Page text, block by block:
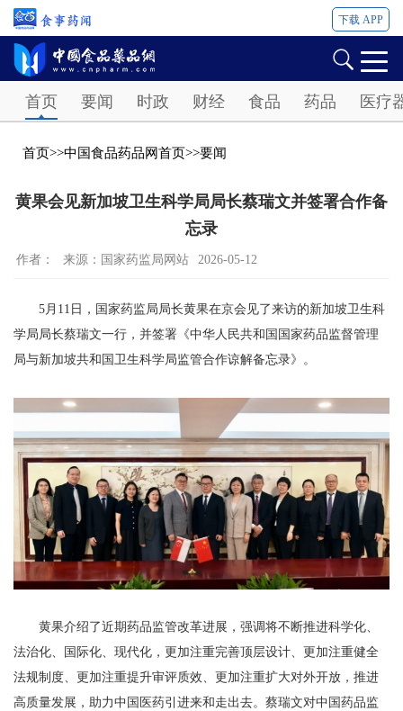
下载 APP
首页 要闻 时政 财经 食品 药品 医疗
首页>>中国食品药品网首页>>要闻
黄果会见新加坡卫生科学局局长蔡瑞文并签署合作备
忘录
作者： 来源：国家药监局网站 2026-05-12
5月11日，国家药监局局长黄果在京会见了来访的新加坡卫生科
学局局长蔡瑞文一行，并签署《中华人民共和国国家药品监督管理
局与新加坡共和国卫生科学局监管合作谅解备忘录》。
黄果介绍了近期药品监管改革进展，强调将不断推进科学化、
法治化、国际化、现代化，更加注重完善顶层设计、更加注重健全
法规制度、更加注重提升审评质效、更加注重扩大对外开放，推进
高质量发展，助力中国医药引进来和走出去。蔡瑞文对中国药品监